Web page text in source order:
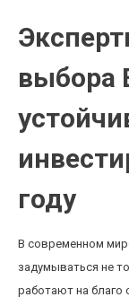
выбора
году
В современном
задумываться не
работают на благо